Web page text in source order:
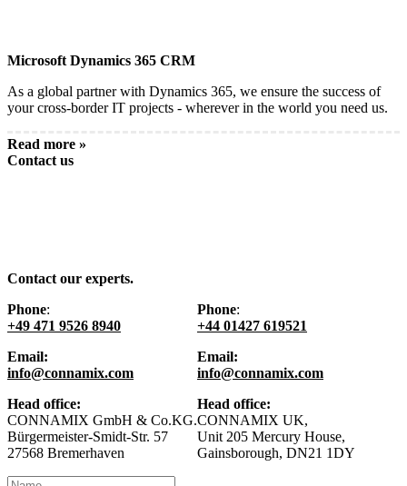
Microsoft Dynamics 365 CRM
As a global partner with Dynamics 365, we ensure the success of
your cross-border IT projects - wherever in the world you need us.
Read more »
Contact us
Contact our experts.
Phone:
+49 471 9526 8940
Email:
info@connamix.com
Head office:
CONNAMIX GmbH & Co.KG.
Bürgermeister-Smidt-Str. 57
27568 Bremerhaven
Phone:
+44 01427 619521
Email:
info@connamix.com
Head office:
CONNAMIX UK,
Unit 205 Mercury House,
Gainsborough, DN21 1DY